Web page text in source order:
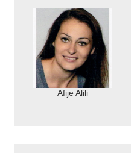
Afije Alili